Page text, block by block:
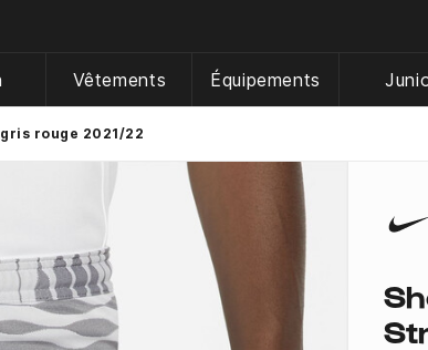
Vêtements Équipements
rouge 2021/22